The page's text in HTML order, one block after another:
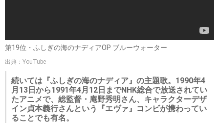
第19位・ふしぎの海のナディアOP ブルーウォーター
出典：YouTube
続いては『ふしぎの海のナディア』の主題歌。1990年4
月13日から1991年4月12日までNHK総合で放送されてい
たアニメで、総監督・庵野秀明さん、キャラクターデザ
イン貞本義行さんという『エヴァ』コンビが携わってい
ることでも有名。